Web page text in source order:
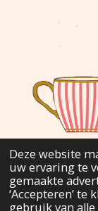
Deze website
uw ervaring te
gemaakte
‘Accepteren’
gebruik van alle
© 2025
Powered by